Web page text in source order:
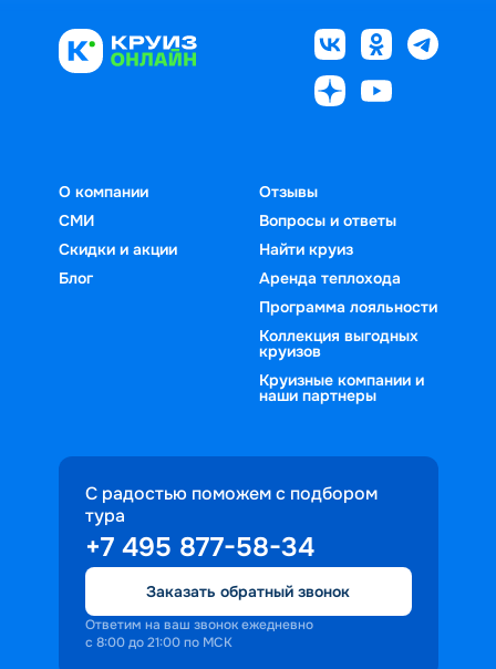
О компании
СМИ
Скидки и акции
Блог
Отзывы
Вопросы и ответы
Найти круиз
Аренда теплохода
Программа лояльности
Коллекция выгодных
круизов
Круизные компании и
наши партнеры
С радостью поможем с подбором
тура
+7 495 877-58-34
Заказать обратный звонок
Ответим на ваш звонок ежедневно
с 8:00 до 21:00 по МСК